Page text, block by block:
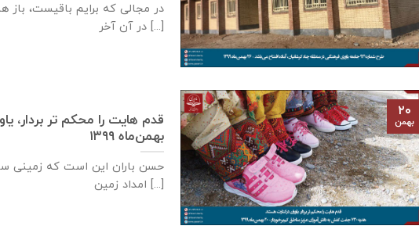
در مجالی که برایم باقیست،
در آن آخر [...]
بهمن‌ماه ۱۳۹۹
حسن باران این است که زمینی
امداد زمین [...]
۲۰
بهمن